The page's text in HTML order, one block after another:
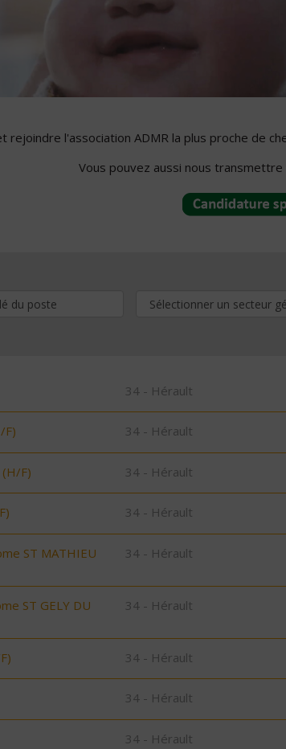
rejoindre l'association ADMR la plus proche de
Vous pouvez aussi nous
34 - Hérault
F) 34 - Hérault
F) 34 - Hérault
34 - Hérault
ST MATHIEU
34 - Hérault
ST GELY DU
34 - Hérault
34 - Hérault
34 - Hérault
34 - Hérault